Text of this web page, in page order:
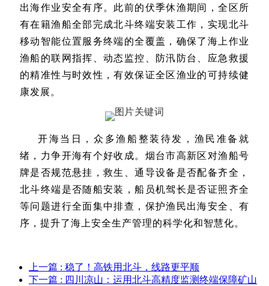
出海作业安全有序。此前的伏季休渔期间，全区所
有在籍渔船全部完成北斗终端安装工作，实现北斗
移动智能位置服务终端的全覆盖，确保了海上作业
渔船的联网指挥、动态监控、防汛防台、应急救援
的精准性与时效性，有效保证全区渔业的可持续健
康发展。
开海当日，众多渔船整装待发，渔民准备就
绪，力争开海有个好收成。烟台市高新区对渔船号
牌是否规范悬挂，救生、通导设备是否配备齐全，
北斗终端是否随船安装，船员机驾长是否证照齐全
等问题进行全面集中排查，保护渔民出海安全、有
序，提升了海上安全生产管理的科学化和智慧化。
上一篇 : 稳了！高铁用北斗，线路更平顺
下一篇 : 四川凉山：运用北斗高精度监测终端保障矿山